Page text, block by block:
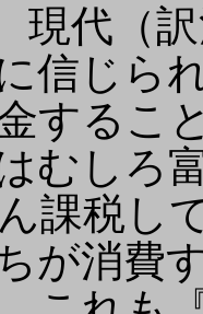
代（訳
信じら
するこ
むしろ
課税し
が消費